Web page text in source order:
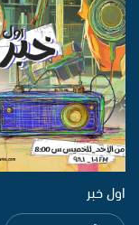
اول خبر